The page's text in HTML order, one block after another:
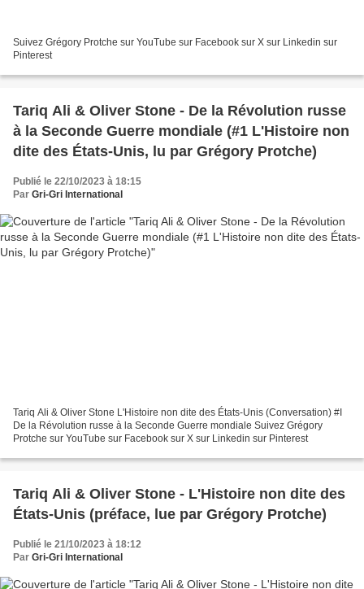
Suivez Grégory Protche sur YouTube sur Facebook sur X sur Linkedin sur
Pinterest
Tariq Ali & Oliver Stone - De la Révolution russe
à la Seconde Guerre mondiale (#1 L'Histoire non
dite des États-Unis, lu par Grégory Protche)
Publié le 22/10/2023 à 18:15
Par Gri-Gri International
Tariq Ali & Oliver Stone L'Histoire non dite des États-Unis (Conversation) #I
De la Révolution russe à la Seconde Guerre mondiale Suivez Grégory
Protche sur YouTube sur Facebook sur X sur Linkedin sur Pinterest
Tariq Ali & Oliver Stone - L'Histoire non dite des
États-Unis (préface, lue par Grégory Protche)
Publié le 21/10/2023 à 18:12
Par Gri-Gri International